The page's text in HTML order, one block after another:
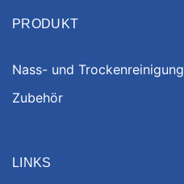
PRODUKT
Nass- und Trockenreinigung
Zubehör
LINKS